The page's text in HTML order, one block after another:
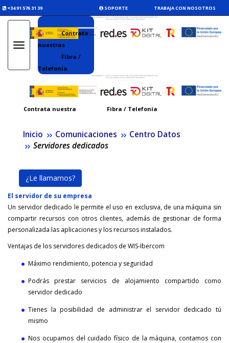
+34 91 576 31 39 SOPORTE TRABAJA CON NOSOTROS
Toggle
Contrata
nuestras
Fibra /
Telefonía
Contrata nuestra Fibra / Telefonía
Inicio Comunicaciones
Centro Datos
Servidores dedicados
¿Le llamamos?
El servidor de su empresa
Un servidor dedicado le permite el uso en exclusiva, de una máquina sin
compartir recursos con otros clientes, además de gestionar de forma
personalizada las aplicaciones y los recursos instalados.
Ventajas de los servidores dedicados de WIS-Ibercom
Máximo rendimiento, potencia y seguridad
Podrás prestar servicios de alojamiento compartido como
servidor dedicado
Tienes la posibilidad de administrar el servidor dedicado tú
mismo
Nos ocupamos del cuidado físico de la máquina, contamos con